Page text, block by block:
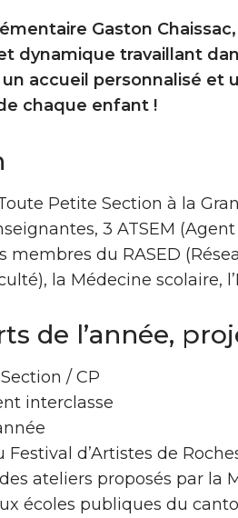
Gaston
dynamique travaillant
accueil personnalisé et
chaque enfant !
Petite Section à la
3 ATSEM
membres du RASED
la Médecine scolaire,
de l’année,
/ CP
interclasse
d’Artistes de
ateliers proposés par la
écoles publiques du